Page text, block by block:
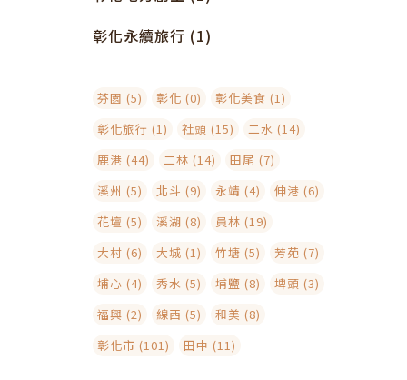
彰化永續旅行 (1)
芬園 (5) 彰化 (0)
彰化美食 (1)
彰化旅行 (1)
社頭 (15)
二水 (14)
鹿港 (44)
二林 (14)
田尾 (7)
溪州 (5)
北斗 (9) 永靖 (4)
伸港 (6)
花壇 (5)
溪湖 (8)
員林 (19)
大村 (6)
大城 (1) 竹塘 (5)
芳苑 (7)
埔心 (4)
秀水 (5) 埔鹽 (8)
埤頭 (3)
福興 (2)
線西 (5)
和美 (8)
彰化市 (101)
田中 (11)